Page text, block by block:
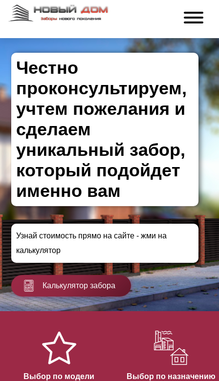
Честно
проконсультируем,
учтем пожелания и
сделаем
уникальный забор,
который подойдет
именно вам
Узнай стоимость прямо на сайте - жми на
калькулятор
Калькулятор забора
Выбор по модели Выбор по назначению